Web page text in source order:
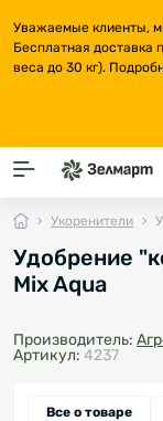
Уважаемые клиенты,
Бесплатная доставка
веса до 30 кг).
Укоренители
Удобрение
Мix Aqua
Производитель:
Артикул: 4237
Все о товаре